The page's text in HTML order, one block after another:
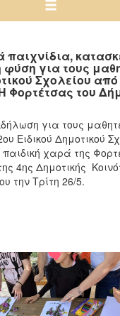
φύση για τους
Σχολείου από
Φορτέτσας του
για τους
Ειδικού Δημοτικού
χαρά της
4ης Δημοτικής
την Τρίτη 26/5.